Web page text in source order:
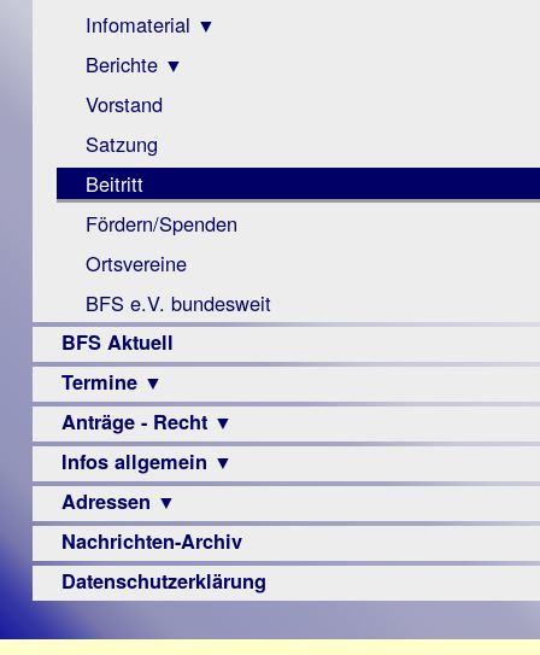
Infomaterial ▼
Visus
Zeitschrift
Monokular
Mac
Instagram-
Links
Berichte ▼
Archiv
Berichte
Vorstand
Satzung
Beitritt
Fördern/Spenden
Ortsvereine
BFS e.V. bundesweit
BFS Aktuell
Termine ▼
Veranstaltungsprogramme
Anträge - Recht ▼
Archiv
Urteile
Infos allgemein ▼
Sehbehinderung
Frühförderung
Schule
–
Adressen ▼
Augenoptiker
Berufsbildungswerke
Nachrichten-Archiv
Datenschutzerklärung